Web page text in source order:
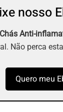
nosso
Chás Anti-
Não perca
Quero meu